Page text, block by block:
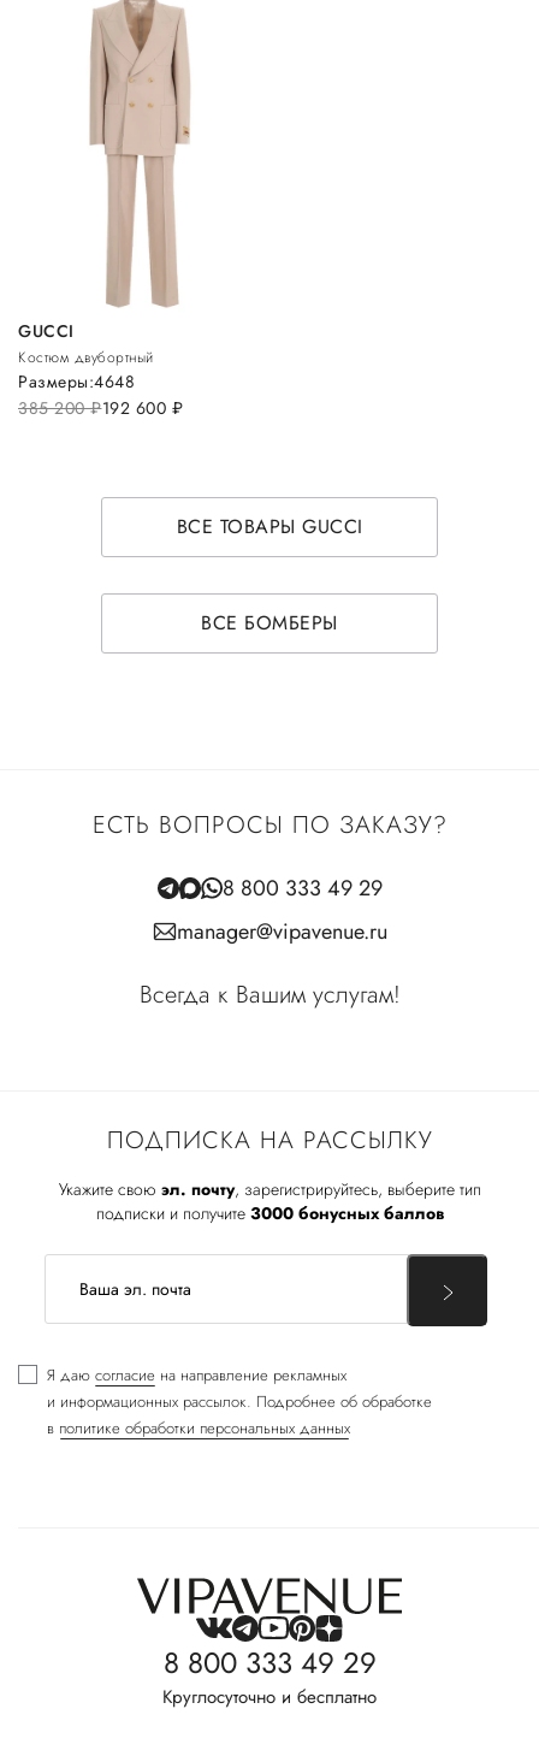
GUCCI
Костюм двубортный
385 200руб.192 600 руб.
Размеры:4648
ВСЕ ТОВАРЫ GUCCI
ВСЕ БОМБЕРЫ
ПОДПИСКА НА РАССЫЛКУ
Укажите свою эл. почту, зарегистрируйтесь, выберите тип
подписки и получите 3000 бонусных баллов
Я даю согласие на направление рекламных
и информационных рассылок. Подробнее об обработке
в политике обработки персональных данных
ЕСТЬ ВОПРОСЫ ПО ЗАКАЗУ?
8 800 333 49 29
manager@vipavenue.ru
Всегда к Вашим услугам!
8 800 333 49 29
Круглосуточно и бесплатно